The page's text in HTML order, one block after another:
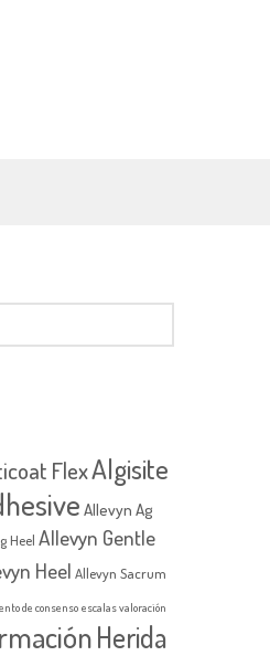
FlexAlgisite
Allevyn Ag
Heel Allevyn Gentle
Heel Allevyn Sacrum
de consenso escalas valoración
Herida